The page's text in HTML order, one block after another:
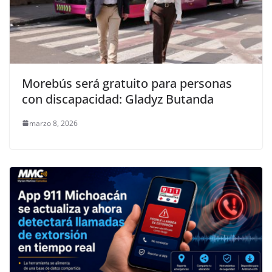
Morebús será gratuito para personas
con discapacidad: Gladyz Butanda
marzo 8, 2026